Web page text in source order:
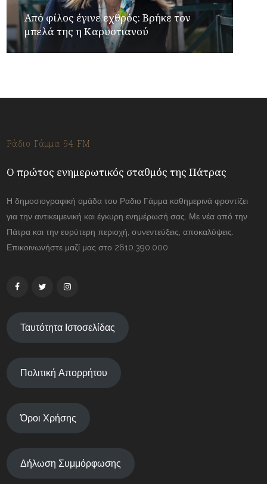
Από φίλος έγινε εχθρός: Βρήκε τον
μπελά της η Καρυστιανού
Ράδιο Γάμμα 94 FM
Ο πρώτος ενημερωτικός σταθμός της Πάτρας
Η δημοσιογραφική ομάδα του Ραδιο Γάμμα καθημερινά φροντίζει
για την αντικειμενική και έγκυρη ενημέρωσή σας. Με νέα από την
Πάτρα και την ευρύτερη περιοχή, συνεντεύξεις, αποκαλύψεις.
Επικοινωνήστε μαζί μας στο 2610.390.000
Ταυτότητα Ιστοσελίδας
Πολιτική Απορρήτου
Όροι Χρήσης
Δήλωση Συμμόρφωσης